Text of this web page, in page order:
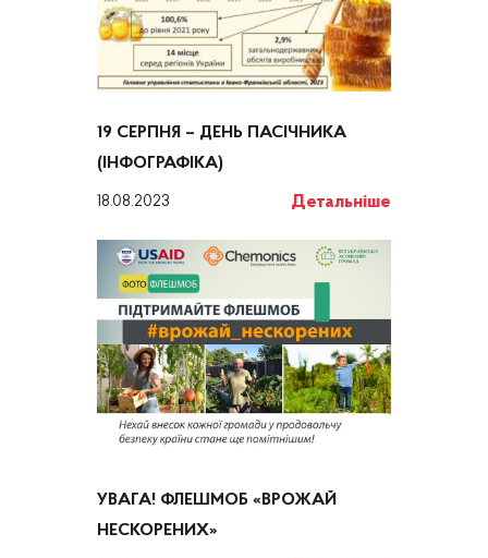
19 СЕРПНЯ – ДЕНЬ ПАСІЧНИКА
(ІНФОГРАФІКА)
18.08.2023 Детальніше
УВАГА! ФЛЕШМОБ «ВРОЖАЙ
НЕСКОРЕНИХ»